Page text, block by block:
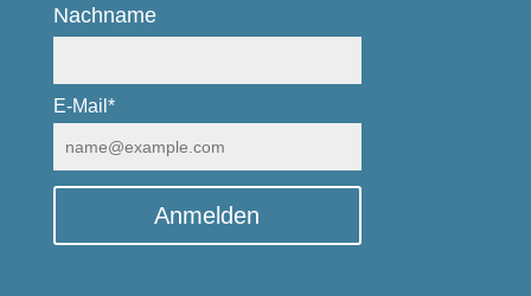
Nachname
E-Mail*
Anmelden